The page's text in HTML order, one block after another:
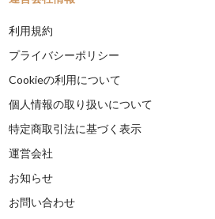
利用規約
プライバシーポリシー
Cookieの利用について
個人情報の取り扱いについて
特定商取引法に基づく表示
運営会社
お知らせ
お問い合わせ